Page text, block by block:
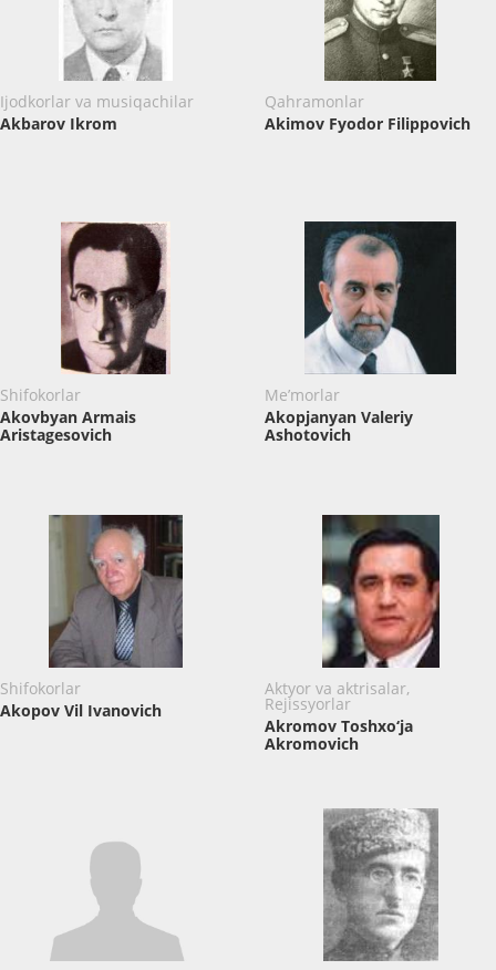
Ijodkorlar va musiqachilar
Akbarov Ikrom
Qahramonlar
Akimov Fyodor Filippovich
Shifokorlar
Akovbyan Armais
Aristagesovich
Me’morlar
Akopjanyan Valeriy
Ashotovich
Shifokorlar
Akopov Vil Ivanovich
Aktyor va aktrisalar,
Rejissyorlar
Akromov Toshxo‘ja
Akromovich